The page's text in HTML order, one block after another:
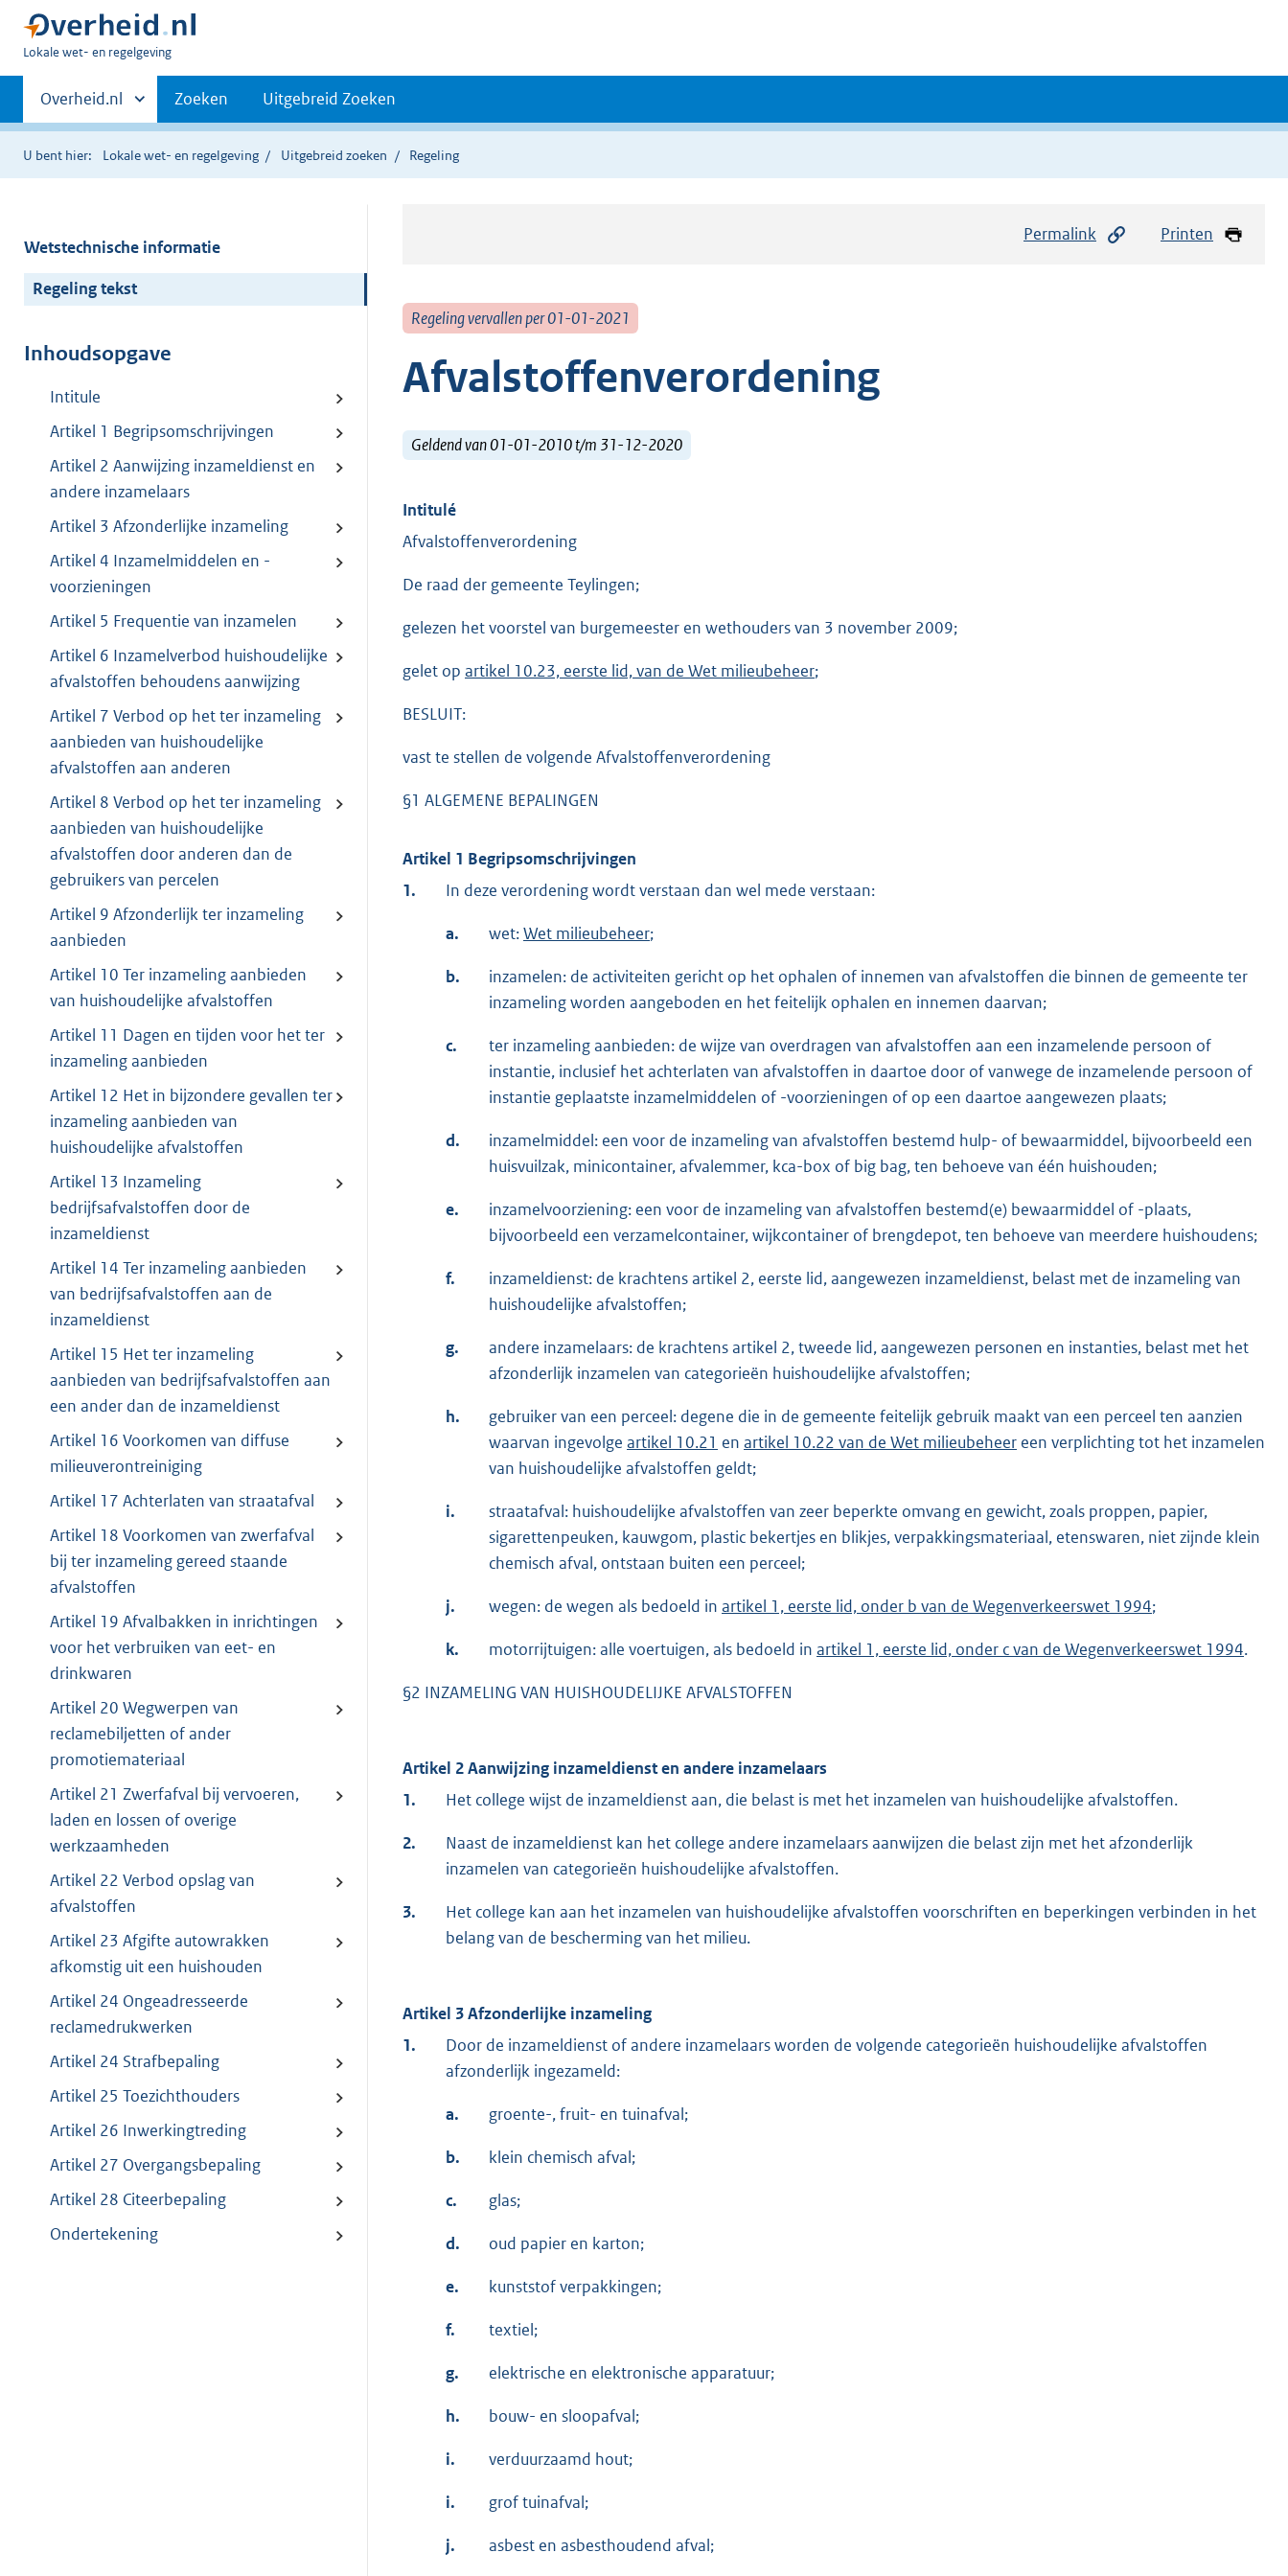
U
hier:
Lokale wet- en regelgeving
Primaire
navigatie
Andere
sites
binnen
Overheid.nl Zoeken Uitgebreid Zoeken
U bent hier: Lokale wet- en regelgeving Uitgebreid zoeken Regeling
Wetstechnische informatie
Regeling tekst
Inhoudsopgave
Intitule
Artikel 1 Begripsomschrijvingen
Artikel 2 Aanwijzing inzameldienst en
andere inzamelaars
Artikel 3 Afzonderlijke inzameling
Artikel 4 Inzamelmiddelen en -
voorzieningen
Artikel 5 Frequentie van inzamelen
Artikel 6 Inzamelverbod huishoudelijke
afvalstoffen behoudens aanwijzing
Artikel 7 Verbod op het ter inzameling
aanbieden van huishoudelijke
afvalstoffen aan anderen
Artikel 8 Verbod op het ter inzameling
aanbieden van huishoudelijke
afvalstoffen door anderen dan de
gebruikers van percelen
Artikel 9 Afzonderlijk ter inzameling
aanbieden
Artikel 10 Ter inzameling aanbieden
van huishoudelijke afvalstoffen
Artikel 11 Dagen en tijden voor het ter
inzameling aanbieden
Artikel 12 Het in bijzondere gevallen ter
inzameling aanbieden van
huishoudelijke afvalstoffen
Artikel 13 Inzameling
bedrijfsafvalstoffen door de
inzameldienst
Artikel 14 Ter inzameling aanbieden
van bedrijfsafvalstoffen aan de
inzameldienst
Artikel 15 Het ter inzameling
aanbieden van bedrijfsafvalstoffen aan
een ander dan de inzameldienst
Artikel 16 Voorkomen van diffuse
milieuverontreiniging
Artikel 17 Achterlaten van straatafval
Artikel 18 Voorkomen van zwerfafval
bij ter inzameling gereed staande
afvalstoffen
Artikel 19 Afvalbakken in inrichtingen
voor het verbruiken van eet- en
drinkwaren
Artikel 20 Wegwerpen van
reclamebiljetten of ander
promotiemateriaal
Artikel 21 Zwerfafval bij vervoeren,
laden en lossen of overige
werkzaamheden
Artikel 22 Verbod opslag van
afvalstoffen
Artikel 23 Afgifte autowrakken
afkomstig uit een huishouden
Artikel 24 Ongeadresseerde
reclamedrukwerken
Artikel 24 Strafbepaling
Artikel 25 Toezichthouders
Artikel 26 Inwerkingtreding
Artikel 27 Overgangsbepaling
Artikel 28 Citeerbepaling
Ondertekening
Permalink Printen
Regeling vervallen per 01-01-2021
Afvalstoffenverordening
Geldend van 01-01-2010 t/m 31-12-2020
Intitulé
Afvalstoffenverordening
De raad der gemeente Teylingen;
gelezen het voorstel van burgemeester en wethouders van 3 november 2009;
gelet op artikel 10.23, eerste lid, van de Wet milieubeheer;
BESLUIT:
vast te stellen de volgende Afvalstoffenverordening
§1 ALGEMENE BEPALINGEN
Artikel 1 Begripsomschrijvingen
1.
In deze verordening wordt verstaan dan wel mede verstaan:
a. wet:Wet milieubeheer;
b.
inzamelen: de activiteiten gericht op het ophalen of innemen van afvalstoffen die binnen de gemeente ter
inzameling worden aangeboden en het feitelijk ophalen en innemen daarvan;
c.
ter inzameling aanbieden: de wijze van overdragen van afvalstoffen aan een inzamelende persoon of
instantie, inclusief het achterlaten van afvalstoffen in daartoe door of vanwege de inzamelende persoon of
instantie geplaatste inzamelmiddelen of -voorzieningen of op een daartoe aangewezen plaats;
d.
inzamelmiddel: een voor de inzameling van afvalstoffen bestemd hulp- of bewaarmiddel, bijvoorbeeld een
huisvuilzak, minicontainer, afvalemmer, kca-box of big bag, ten behoeve van één huishouden;
e.
inzamelvoorziening: een voor de inzameling van afvalstoffen bestemd(e) bewaarmiddel of -plaats,
bijvoorbeeld een verzamelcontainer, wijkcontainer of brengdepot, ten behoeve van meerdere huishoudens;
f.
inzameldienst: de krachtens artikel 2, eerste lid, aangewezen inzameldienst, belast met de inzameling van
huishoudelijke afvalstoffen;
g.
andere inzamelaars: de krachtens artikel 2, tweede lid, aangewezen personen en instanties, belast met het
afzonderlijk inzamelen van categorieën huishoudelijke afvalstoffen;
h.
gebruiker van een perceel: degene die in de gemeente feitelijk gebruik maakt van een perceel ten aanzien
waarvan ingevolge artikel 10.21 en artikel 10.22 van de Wet milieubeheer een verplichting tot het inzamelen
van huishoudelijke afvalstoffen geldt;
i.
straatafval: huishoudelijke afvalstoffen van zeer beperkte omvang en gewicht, zoals proppen, papier,
sigarettenpeuken, kauwgom, plastic bekertjes en blikjes, verpakkingsmateriaal, etenswaren, niet zijnde klein
chemisch afval, ontstaan buiten een perceel;
j. wegen: de wegen als bedoeld in artikel 1, eerste lid, onder b van de Wegenverkeerswet 1994;
k. motorrijtuigen: alle voertuigen, als bedoeld in artikel 1, eerste lid, onder c van de Wegenverkeerswet 1994.
§2 INZAMELING VAN HUISHOUDELIJKE AFVALSTOFFEN
Artikel 2 Aanwijzing inzameldienst en andere inzamelaars
1.
Het college wijst de inzameldienst aan, die belast is met het inzamelen van huishoudelijke afvalstoffen.
2.
Naast de inzameldienst kan het college andere inzamelaars aanwijzen die belast zijn met het afzonderlijk
inzamelen van categorieën huishoudelijke afvalstoffen.
3.
Het college kan aan het inzamelen van huishoudelijke afvalstoffen voorschriften en beperkingen verbinden in het
belang van de bescherming van het milieu.
Artikel 3 Afzonderlijke inzameling
1.
Door de inzameldienst of andere inzamelaars worden de volgende categorieën huishoudelijke afvalstoffen
afzonderlijk ingezameld:
a. groente-, fruit- en tuinafval;
b. klein chemisch afval;
c. glas;
d. oud papier en karton;
e. kunststof verpakkingen;
f. textiel;
g. elektrische en elektronische apparatuur;
h. bouw- en sloopafval;
i. verduurzaamd hout;
i. grof tuinafval;
j. asbest en asbesthoudend afval;